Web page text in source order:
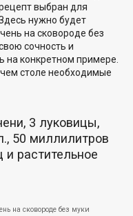
выбран для
нужно будет
на сковороде без
сочность и
на конкретном примере.
столе необходимые
3 луковицы,
50 миллилитров
и растительное
на сковороде без муки